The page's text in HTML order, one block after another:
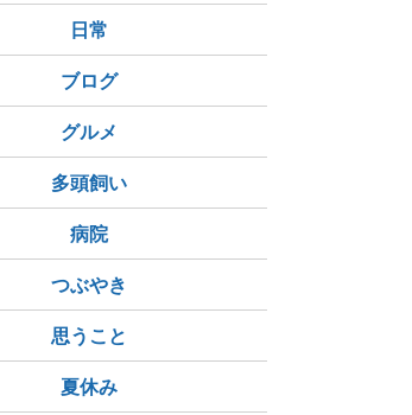
Claude ＡＩ
日常
ブログ
グルメ
多頭飼い
病院
つぶやき
思うこと
夏休み